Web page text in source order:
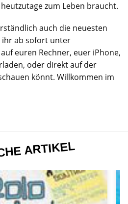
zum Leben braucht.
auch die neuesten
ihr ab sofort unter
auf euren Rechner, euer iPhone,
oder direkt auf der
könnt. Willkommen im
ARTIKEL